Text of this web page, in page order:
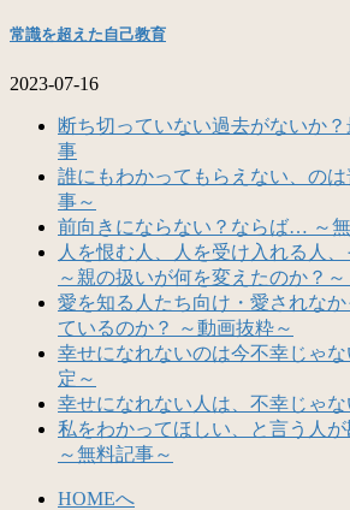
常識を超えた自己教育
2023-07-16
断ち切っていない過去がないか
事
誰にもわかってもらえない、の
事～
前向きにならない？ならば… ～
人を恨む人、人を受け入れる人
～親の扱いが何を変えたのか？
愛を知る人たち向け・愛されな
ているのか？ ～動画抜粋～
幸せになれないのは今不幸じゃ
定～
幸せになれない人は、不幸じゃ
私をわかってほしい、と言う人
～無料記事～
HOMEへ